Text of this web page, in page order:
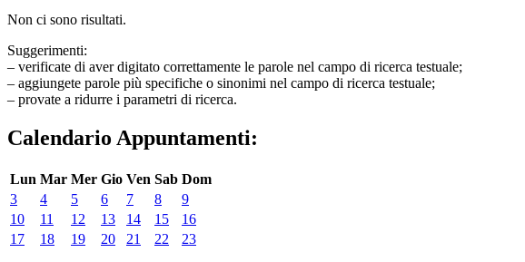
Non ci sono risultati.
Suggerimenti:
– verificate di aver digitato correttamente le parole nel campo di ricerca testuale;
– aggiungete parole più specifiche o sinonimi nel campo di ricerca testuale;
– provate a ridurre i parametri di ricerca.
Calendario Appuntamenti:
Lun Mar Mer Gio Ven Sab Dom
3
4 5 6 7 8
9
10
11 12 13 14 15
16
17
18 19 20 21 22 23